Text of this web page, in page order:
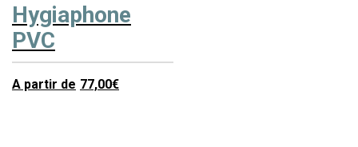
Hygiaphone
PVC
A partir de 77,00€